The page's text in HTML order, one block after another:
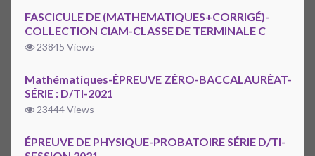
FASCICULE DE (MATHEMATIQUES+CORRIGÉ)-
COLLECTION CIAM-CLASSE DE TERMINALE C
23845 Views
Mathématiques-ÉPREUVE ZÉRO-BACCALAURÉAT-
SÉRIE : D/TI-2021
23444 Views
ÉPREUVE DE PHYSIQUE-PROBATOIRE SÉRIE D/TI-